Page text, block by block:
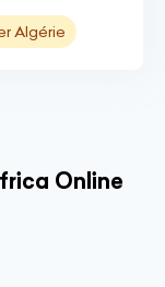
Algérie
Online